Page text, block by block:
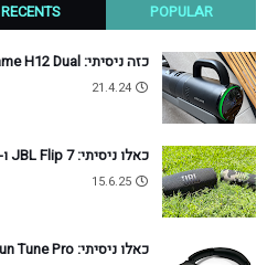
POPULAR
RECENTS
כזה ניסיתי: Dreame H12 Dual
21.4.24
כאלו ניסיתי: JBL Flip 7 ו-Charge 6
15.6.25
כאלו ניסיתי: EarFun Tune Pro